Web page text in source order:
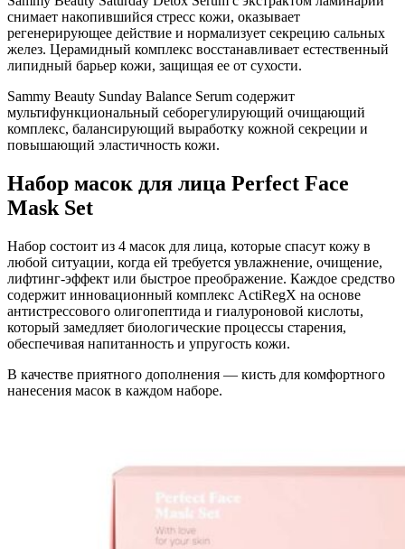
снимает накопившийся стресс кожи, оказывает
регенерирующее действие и нормализует секрецию сальных
желез. Церамидный комплекс восстанавливает естественный
липидный барьер кожи, защищая ее от сухости.
Sammy Beauty Sunday Balance Serum содержит
мультифункциональный себорегулирующий очищающий
комплекс, балансирующий выработку кожной секреции и
повышающий эластичность кожи.
Набор масок для лица Perfect Face
Mask Set
Набор состоит из 4 масок для лица, которые спасут кожу в
любой ситуации, когда ей требуется увлажнение, очищение,
лифтинг-эффект или быстрое преображение. Каждое средство
содержит инновационный комплекс ActiRegX на основе
антистрессового олигопептида и гиалуроновой кислоты,
который замедляет биологические процессы старения,
обеспечивая напитанность и упругость кожи.
В качестве приятного дополнения — кисть для комфортного
нанесения масок в каждом наборе.